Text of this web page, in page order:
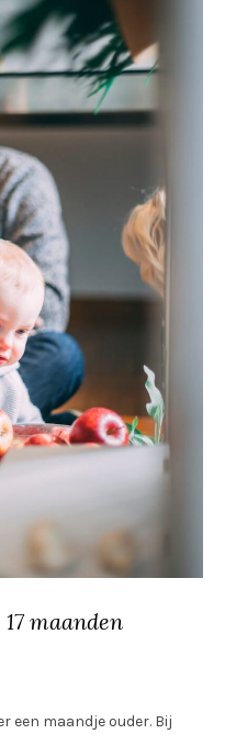
maanden
een maandje ouder. Bij